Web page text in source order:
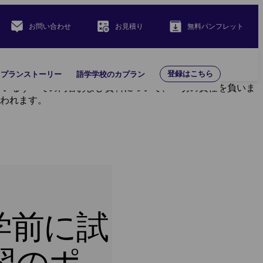
お問い合わせ お見積り 無料パンフレット
ランストーリー 語学学校のカプラン 登録はこちら
るすべての内容および資料について、一切の責任を負いま
れます。
前に試